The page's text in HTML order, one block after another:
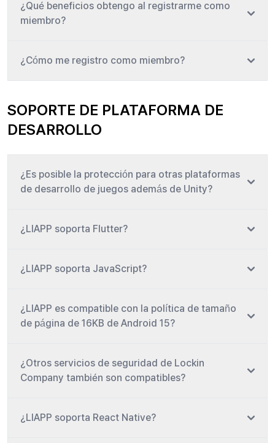
¿Qué beneficios obtengo al registrarme como
miembro?
¿Cómo me registro como miembro?
SOPORTE DE PLATAFORMA DE
DESARROLLO
¿Es posible la protección para otras plataformas
de desarrollo de juegos además de Unity?
¿LIAPP soporta Flutter?
¿LIAPP soporta JavaScript?
¿LIAPP es compatible con la política de tamaño
de página de 16KB de Android 15?
¿Otros servicios de seguridad de Lockin
Company también son compatibles?
¿LIAPP soporta React Native?